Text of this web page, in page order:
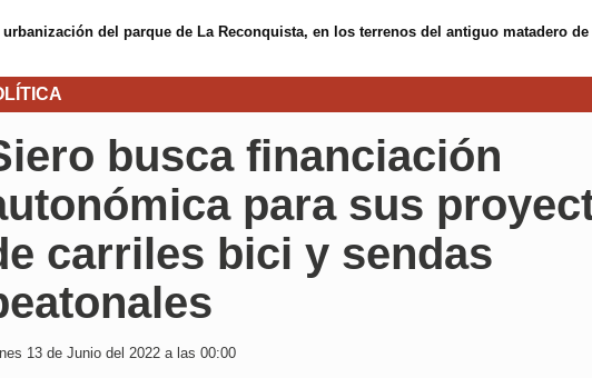
del parque de La Reconquista, en los terrenos del antiguo matadero
busca financiación
para sus
carriles bici y sendas
13 de Junio del 2022 a las 00:00